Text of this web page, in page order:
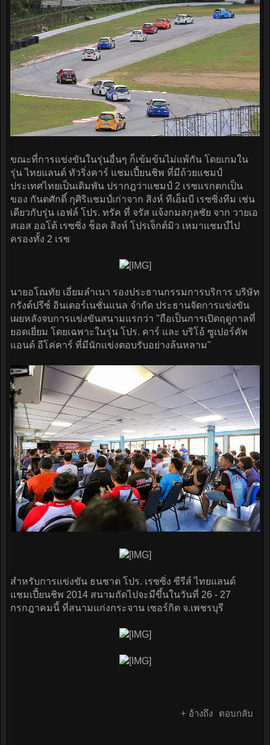
ขณะที่การแข่งขันในรุ่นอื่นๆ ก็เข้มข้นไม่แพ้กัน โดยเกมใน
รุ่น ไทยแลนด์ ทัวริ่งคาร์ แชมเปี้ยนชิพ ที่มีถ้วยแชมป์
ประเทศไทยเป็นเดิมพัน ปรากฎว่าแชมป์ 2 เรซแรกตกเป็น
ของ กันตศักดิ์ กุศิริแชมป์เก่าจาก สิงห์ ทีเอ็มบี เรซซิ่งทีม เช่น
เดียวกับรุ่น เอฟล์ โปร. ทรัค ที่ จรัส แจ้งกมลกุลชัย จาก วายเอ
สเอส ออโต้ เรซซิ่ง ช็อค สิงห์ โปรเจ็กต์มิว เหมาแชมป์ไป
ครองทั้ง 2 เรซ
นายอโณทัย เอี่ยมลำเนา รองประธานกรรมการบริการ บริษัท
กรังด์ปรีซ์ อินเตอร์เนชั่นแนล จำกัด ประธานจัดการแข่งขัน
เผยหลังจบการแข่งขันสนามแรกว่า "ถือเป็นการเปิดฤดูกาลที่
ยอดเยี่ยม โดยเฉพาะในรุ่น โปร. คาร์ และ บริโอ้ ซูเปอร์คัพ
แอนด์ อีโค่คาร์ ที่มีนักแข่งตอบรับอย่างล้นหลาม"
สำหรับการแข่งขัน ธนชาต โปร. เรซซิ่ง ซีรีส์ ไทยแลนด์
แชมเปี้ยนชิพ 2014 สนามถัดไปจะมีขึ้นในวันที่ 26 - 27
กรกฎาคมนี้ ที่สนามแก่งกระจาน เซอร์กิต จ.เพชรบุรี
+ อ้างถึง ตอบกลับ